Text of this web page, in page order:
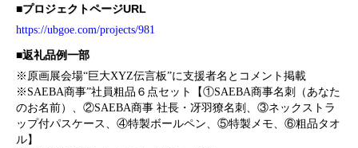
■プロジェクトページURL
https://ubgoe.com/projects/981
■返礼品例一部
※原画展会場“巨大XYZ伝言板”に支援者名とコメント掲載
※SAEBA商事”社員粗品６点セット【①SAEBA商事名刺（あなた
のお名前）、②SAEBA商事 社長・冴羽獠名刺、③ネックストラ
ップ付パスケース、④特製ボールペン、⑤特製メモ、⑥粗品タオ
ル】